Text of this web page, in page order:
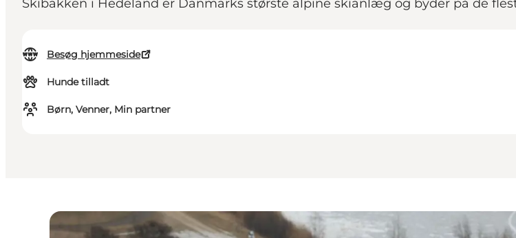
Skibakken i Hedeland er Danmarks største alpine skianlæg og byder på de
Besøg hjemmeside
Hunde tilladt
Børn, Venner, Min partner